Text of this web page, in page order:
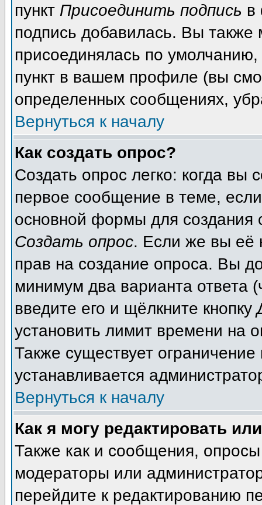
пункт Присоединить подпись в
подпись добавилась. Вы также
присоединялась по
пункт в вашем профиле (вы
определенных сообщениях,
Вернуться к началу
Как создать опрос?
Создать опрос легко: когда вы
первое сообщение в теме,
основной формы для
Создать опрос. Если же вы её
прав на создание опроса. Вы
минимум два варианта ответа
введите его и щёлкните кнопку
установить лимит времени на
Также существует
устанавливается
Вернуться к началу
Как я могу редактировать
Также как и сообщения, опросы
модераторы или
перейдите к редактированию